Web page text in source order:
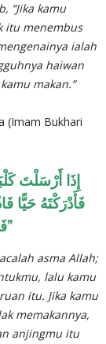
itu menembus
ialah
haiwan
makan.”
(Imam Bukhari
فَأَدْرَكْتَهُ حَيًّا
فَكُلْهُ، فَإِنَّ أخْذ الْكَلْبِ ذَكَاتُهُ”
asma Allah;
lalu kamu
itu. Jika kamu
memakannya,
anjingmu itu